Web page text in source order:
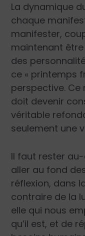
La dynamique
chaque
manifester,
maintenant
des
ce « printemps
perspective.
doit devenir
véritable
seulement une
Il faut rester
aller au fond
réflexion, dans
contraire de la
elle qui nous
qu’il est, et de